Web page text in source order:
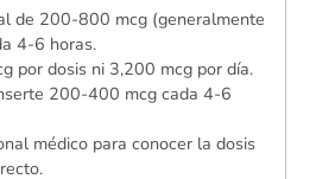
de 200-800 mcg (generalmente
4-6 horas.
por dosis ni 3,200 mcg por día.
200-400 mcg cada 4-6
médico para conocer la dosis